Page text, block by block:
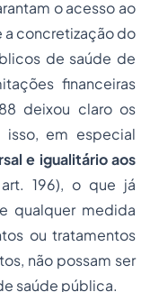
o acesso ao
a concretização do
de saúde de
financeiras
deixou claro os
isso, em especial
e igualitário aos
196), o que já
qualquer medida
ou tratamentos
não possam ser
saúde pública.